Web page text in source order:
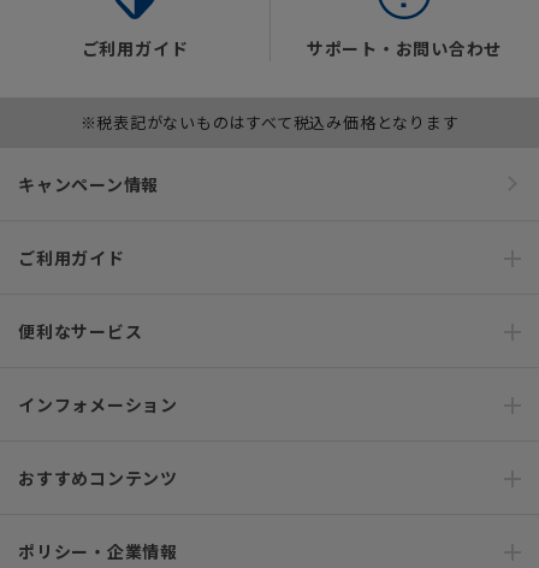
ご利用ガイド サポート・お問い合わせ
※税表記がないものはすべて税込み価格となります
キャンペーン情報
ご利用ガイド
便利なサービス
インフォメーション
おすすめコンテンツ
ポリシー・企業情報